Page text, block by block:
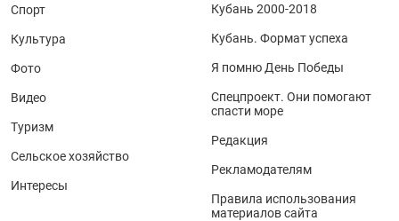
Спорт
Культура
Фото
Видео
Туризм
Сельское хозяйство
Интересы
Кубань 2000-2018
Кубань. Формат успеха
Я помню День Победы
Спецпроект. Они помогают
спасти море
Редакция
Рекламодателям
Правила использования
материалов сайта